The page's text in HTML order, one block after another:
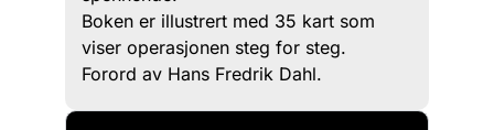
Boken er illustrert med 35 kart som
viser operasjonen steg for steg.
Forord av Hans Fredrik Dahl.